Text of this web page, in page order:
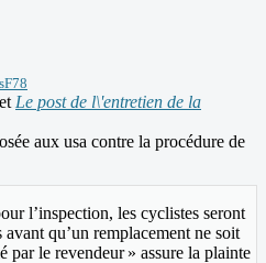
Le post de l\'entretien de la
aux usa contre la procédure de
l’inspection, les cyclistes seront
avant qu’un remplacement ne soit
par le revendeur » assure la plainte